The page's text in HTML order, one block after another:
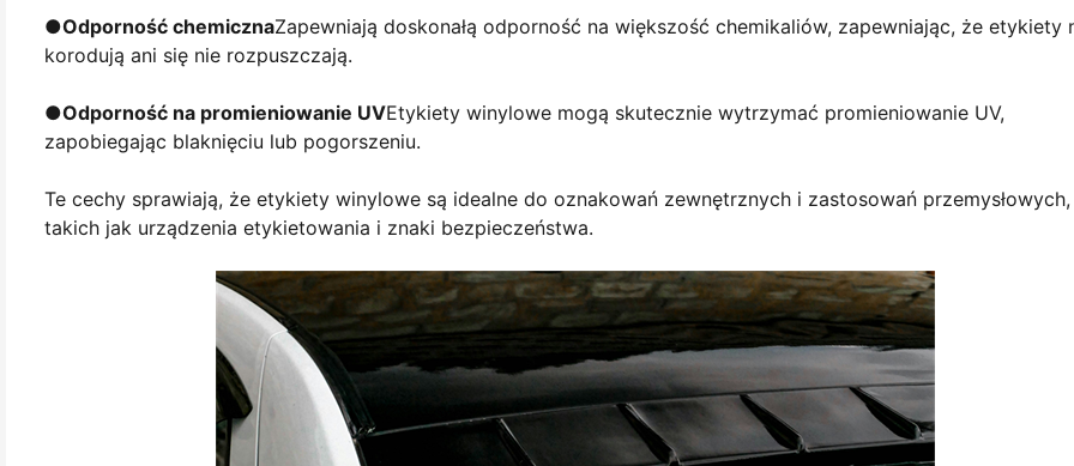
●Odporność chemicznaZapewniają doskonałą odporność na większość chemikaliów, zapewniając, że etykiety
korodują ani się nie rozpuszczają.
●Odporność na promieniowanie UVEtykiety winylowe mogą skutecznie wytrzymać promieniowanie UV,
zapobiegając blaknięciu lub pogorszeniu.
Te cechy sprawiają, że etykiety winylowe są idealne do oznakowań zewnętrznych i zastosowań przemysłowych,
takich jak urządzenia etykietowania i znaki bezpieczeństwa.